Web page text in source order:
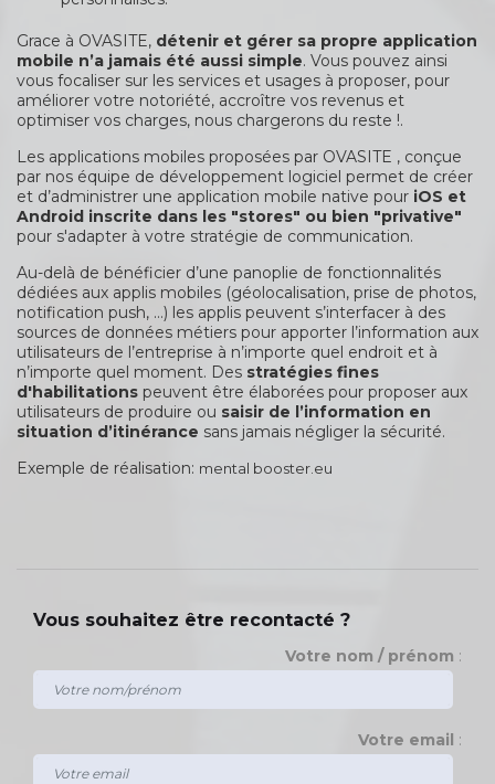
Grace à OVASITE, détenir et gérer sa propre application
mobile n’a jamais été aussi simple. Vous pouvez ainsi
vous focaliser sur les services et usages à proposer, pour
améliorer votre notoriété, accroître vos revenus et
optimiser vos charges, nous chargerons du reste !.
Les applications mobiles proposées par OVASITE , conçue
par nos équipe de développement logiciel permet de créer
et d’administrer une application mobile native pour iOS et
Android inscrite dans les "stores" ou bien "privative"
pour s'adapter à votre stratégie de communication.
Au-delà de bénéficier d’une panoplie de fonctionnalités
dédiées aux applis mobiles (géolocalisation, prise de photos,
notification push, …) les applis peuvent s’interfacer à des
sources de données métiers pour apporter l’information aux
utilisateurs de l’entreprise à n’importe quel endroit et à
n’importe quel moment. Des stratégies fines
d'habilitations peuvent être élaborées pour proposer aux
utilisateurs de produire ou saisir de l’information en
situation d’itinérance sans jamais négliger la sécurité.
Exemple de réalisation: mental booster.eu
Vous souhaitez être recontacté ?
Votre nom / prénom :
Votre email :